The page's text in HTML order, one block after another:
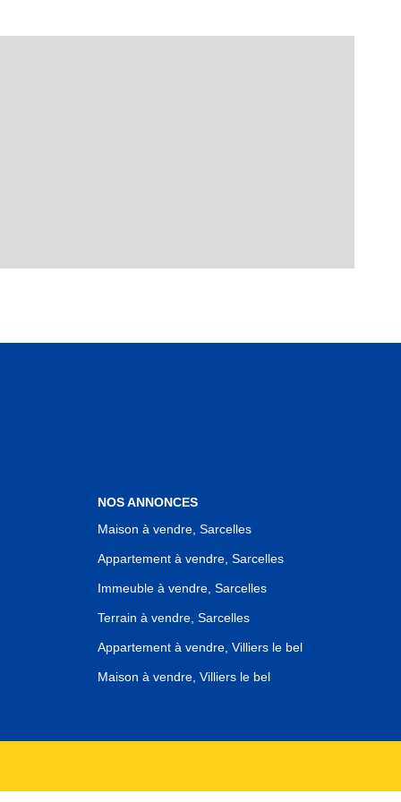
NOS ANNONCES
Maison à vendre, Sarcelles
Appartement à vendre, Sarcelles
Immeuble à vendre, Sarcelles
Terrain à vendre, Sarcelles
Appartement à vendre, Villiers le bel
Maison à vendre, Villiers le bel